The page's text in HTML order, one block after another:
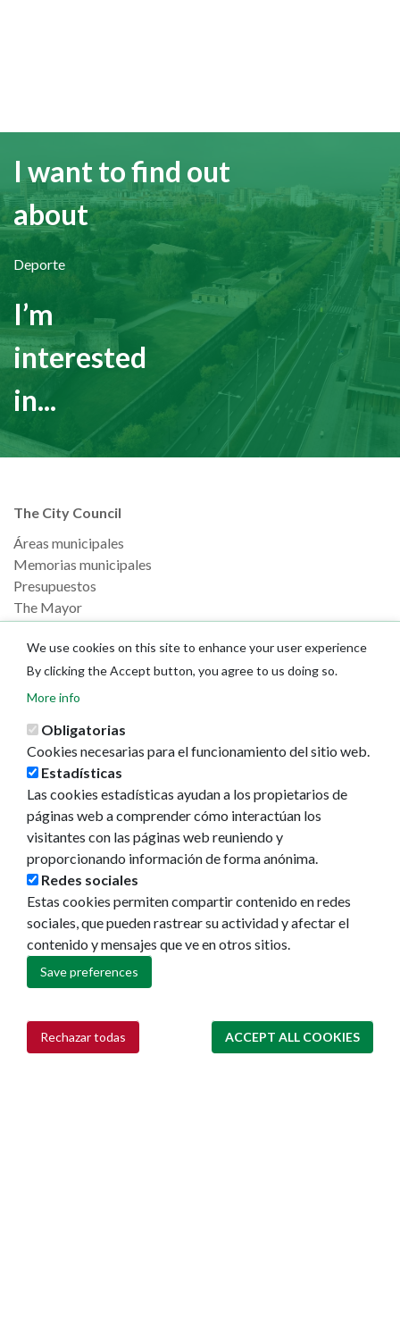
I want to find out
about
Deporte
I’m
interested
in...
The City Council
Áreas municipales
Memorias municipales
Presupuestos
The Mayor
The City
Street map
GeoPamplona
Direcciones de interés
Tourism
Pamplona Iruña card
Plan your trip
Actualidad
Noticias
Eventos
Redes sociales
Ruedas de prensa
We use cookies on this site to enhance your user experience
By clicking the Accept button, you agree to us doing so.
More info
Obligatorias
Cookies necesarias para el funcionamiento del sitio web.
Estadísticas
Las cookies estadísticas ayudan a los propietarios de
páginas web a comprender cómo interactúan los
visitantes con las páginas web reuniendo y
proporcionando información de forma anónima.
Redes sociales
Estas cookies permiten compartir contenido en redes
sociales, que pueden rastrear su actividad y afectar el
contenido y mensajes que ve en otros sitios.
Save preferences
Rechazar todas ACCEPT ALL COOKIES
Withdraw consent